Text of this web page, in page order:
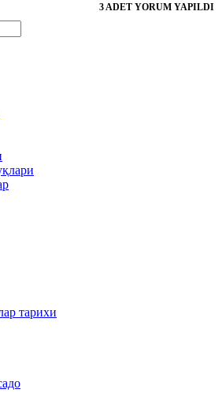
тарихи
3 ADET YORUM YAPILDI